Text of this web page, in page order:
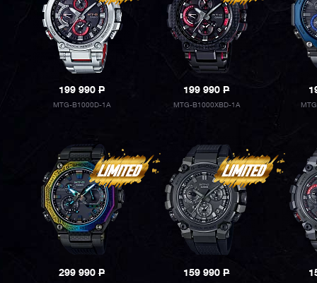
199 990P
MTG-B1000D-1A
199 990P
MTG-B1000XBD-1A
299 990P 159 990P